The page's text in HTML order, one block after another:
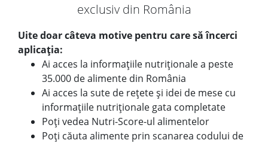
exclusiv din România
Uite doar câteva motive pentru care să încerci
aplicația:
Ai acces la informațiile nutriționale a peste
35.000 de alimente din România
Ai acces la sute de rețete și idei de mese cu
informațiile nutriționale gata completate
Poți vedea Nutri-Score-ul alimentelor
Poți căuta alimente prin scanarea codului de